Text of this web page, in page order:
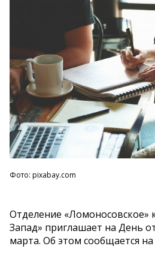
Фото: pixabay.com
Отделение «Ломоносовское»
Запад» приглашает на День
марта. Об этом сообщается на